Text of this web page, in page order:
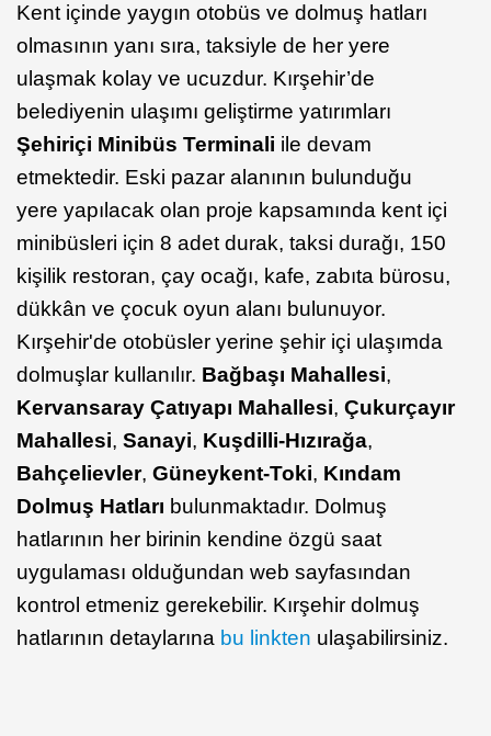
Kent içinde yaygın otobüs ve dolmuş hatları
olmasının yanı sıra, taksiyle de her yere
ulaşmak kolay ve ucuzdur. Kırşehir’de
belediyenin ulaşımı geliştirme yatırımları
Şehiriçi Minibüs Terminali ile devam
etmektedir. Eski pazar alanının bulunduğu
yere yapılacak olan proje kapsamında kent içi
minibüsleri için 8 adet durak, taksi durağı, 150
kişilik restoran, çay ocağı, kafe, zabıta bürosu,
dükkân ve çocuk oyun alanı bulunuyor.
Kırşehir'de otobüsler yerine şehir içi ulaşımda
dolmuşlar kullanılır. Bağbaşı Mahallesi,
Kervansaray Çatıyapı Mahallesi, Çukurçayır
Mahallesi, Sanayi, Kuşdilli-Hızırağa,
Bahçelievler, Güneykent-Toki, Kındam
Dolmuş Hatları bulunmaktadır. Dolmuş
hatlarının her birinin kendine özgü saat
uygulaması olduğundan web sayfasından
kontrol etmeniz gerekebilir. Kırşehir dolmuş
hatlarının detaylarına bu l inkten ulaşabilirsiniz.